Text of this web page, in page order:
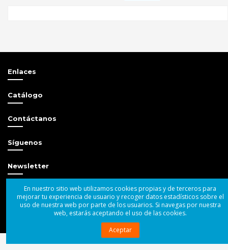
Enlaces
Catálogo
Contáctanos
Síguenos
Newsletter
© 2004 - 2025 Superbass Audio SL
En nuestro sitio web utilizamos cookies propias y de terceros para
mejorar tu experiencia de usuario y recoger datos estadísticos sobre el
uso de nuestra web por parte de los usuarios. Si navegas por nuestra
web, estarás aceptando el uso de las cookies.
Aceptar